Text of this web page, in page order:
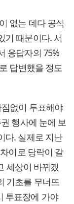
없는 데다 공식
기 때문이다. 서
응답자의 75%
답변했을 정도
없이 투표해야
행사에 눈에 보
다. 실제로 지난
이로 당락이 갈
세상이 바뀌겠
기초를 무너뜨
투표장에 가야